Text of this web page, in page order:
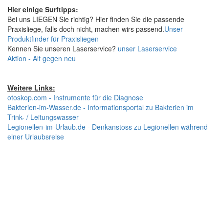
Hier einige Surftipps:
Bei uns LIEGEN Sie richtig? Hier finden Sie die passende
Praxisliege, falls doch nicht, machen wirs passend.Unser
Produktfinder für Praxisliegen
Kennen Sie unseren Laserservice? unser Laserservice
Aktion - Alt gegen neu
Weitere Links:
otoskop.com - Instrumente für die Diagnose
Bakterien-im-Wasser.de - Informationsportal zu Bakterien im
Trink- / Leitungswasser
Legionellen-im-Urlaub.de - Denkanstoss zu Legionellen während
einer Urlaubsreise